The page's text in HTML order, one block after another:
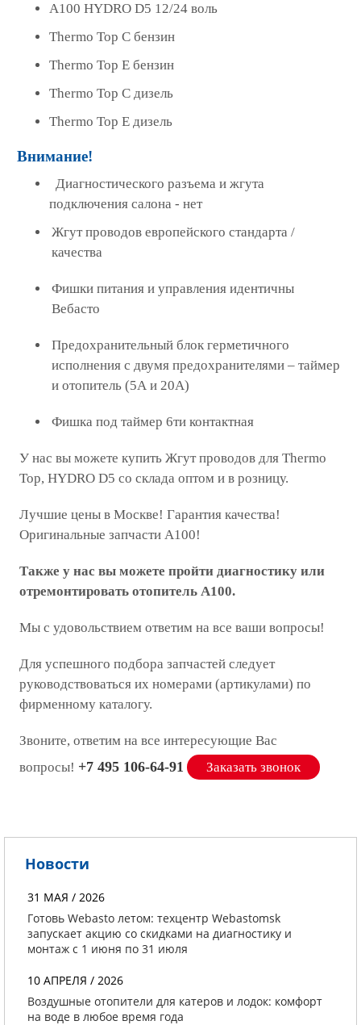
A100 HYDRO D5 12/24 воль
Thermo Top C бензин
Thermo Top E бензин
Thermo Top C дизель
Thermo Top E дизель
Внимание!
Диагностического разъема и жгута
подключения салона - нет
Жгут проводов европейского стандарта /
качества
Фишки питания и управления идентичны
Вебасто
Предохранительный блок герметичного
исполнения с двумя предохранителями – таймер
и отопитель (5А и 20А)
Фишка под таймер 6ти контактная
У нас вы можете купить Жгут проводов для Thermo
Top, HYDRO D5 со склада оптом и в розницу.
Лучшие цены в Москве! Гарантия качества!
Оригинальные запчасти A100!
Также у нас вы можете пройти диагностику или
отремонтировать отопитель A100.
Мы с удовольствием ответим на все ваши вопросы!
Для успешного подбора запчастей следует
руководствоваться их номерами (артикулами) по
фирменному каталогу.
Звоните, ответим на все интересующие Вас
вопросы! +7 495 106-64-91 Заказать звонок
Новости
31 МАЯ / 2026
Готовь Webasto летом: техцентр Webastomsk
запускает акцию со скидками на диагностику и
монтаж с 1 июня по 31 июля
10 АПРЕЛЯ / 2026
Воздушные отопители для катеров и лодок: комфорт
на воде в любое время года